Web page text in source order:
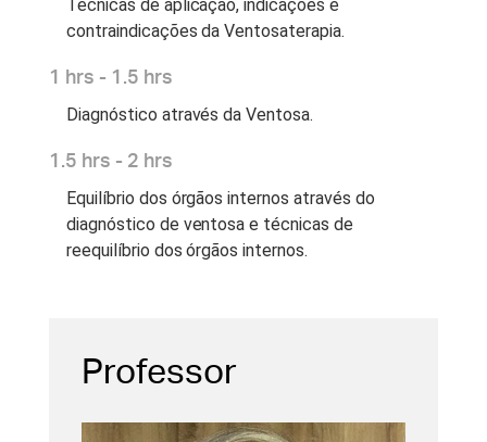
Técnicas de aplicação, indicações e
contraindicações da Ventosaterapia.
1 hrs - 1.5 hrs
Diagnóstico através da Ventosa.
1.5 hrs - 2 hrs
Equilíbrio dos órgãos internos através do
diagnóstico de ventosa e técnicas de
reequilíbrio dos órgãos internos.
Professor